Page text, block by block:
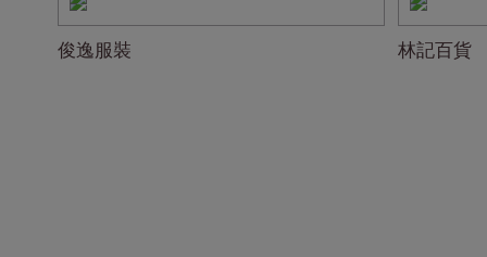
俊逸服裝 林記百貨